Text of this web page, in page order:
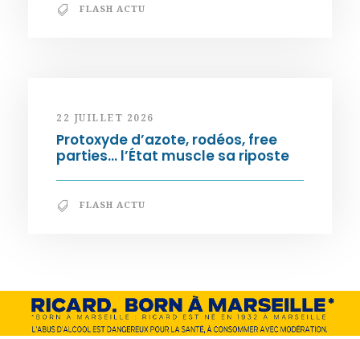
FLASH ACTU
22 JUILLET 2026
Protoxyde d’azote, rodéos, free
parties… l’État muscle sa riposte
FLASH ACTU